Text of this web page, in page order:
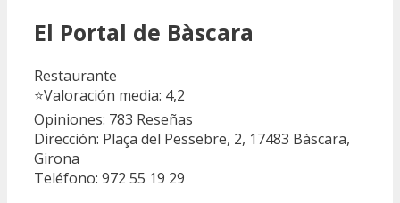
El Portal de Bàscara
Restaurante
⭐Valoración media: 4,2
Opiniones: 783 Reseñas
Dirección: Plaça del Pessebre, 2, 17483 Bàscara,
Girona
Teléfono: 972 55 19 29